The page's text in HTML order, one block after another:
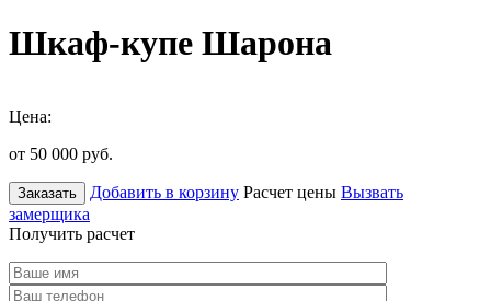
Шкаф-купе Шарона
Цена:
от 50 000 руб.
Заказать Добавить в корзину Расчет цены Вызвать
замерщика
Получить расчет